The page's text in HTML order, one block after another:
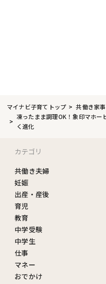
マイナビ子育てトップ 共働き家事
凍ったまま調理OK！象印マホー
く進化
カテゴリ
共働き夫婦
妊娠
出産・産後
育児
教育
中学受験
中学生
仕事
マネー
おでかけ